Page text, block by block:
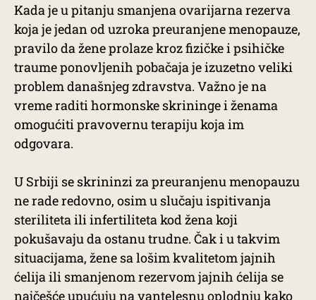
Kada je u pitanju smanjena ovarijarna rezerva
koja je jedan od uzroka preuranjene menopauze,
pravilo da žene prolaze kroz fizičke i psihičke
traume ponovljenih pobačaja je izuzetno veliki
problem današnjeg zdravstva. Važno je na
vreme raditi hormonske skrininge i ženama
omogućiti pravovernu terapiju koja im
odgovara.
U Srbiji se skrininzi za preuranjenu menopauzu
ne rade redovno, osim u slučaju ispitivanja
steriliteta ili infertiliteta kod žena koji
pokušavaju da ostanu trudne. Čak i u takvim
situacijama, žene sa lošim kvalitetom jajnih
ćelija ili smanjenom rezervom jajnih ćelija se
najčešće upućuju na vantelesnu oplodnju kako